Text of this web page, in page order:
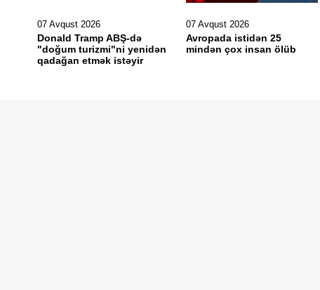
07 Avqust 2026
Donald Tramp ABŞ-də
"doğum turizmi"ni yenidən
qadağan etmək istəyir
07 Avqust 2026
Avropada istidən 25
mindən çox insan ölüb